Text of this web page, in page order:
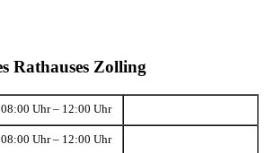
Rathauses Zolling
08:00 Uhr – 12:00 Uhr
08:00 Uhr – 12:00 Uhr